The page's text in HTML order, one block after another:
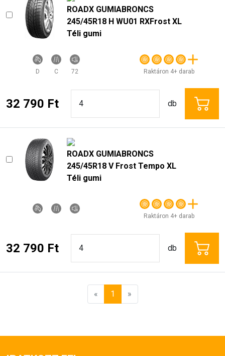
ROADX GUMIABRONCS
245/45R18 H WU01 RXFrost XL
Téli gumi
D C 72 Raktáron 4+ darab
32 790 Ft db
ROADX GUMIABRONCS
245/45R18 V Frost Tempo XL
Téli gumi
Raktáron 4+ darab
32 790 Ft db
« 1 »